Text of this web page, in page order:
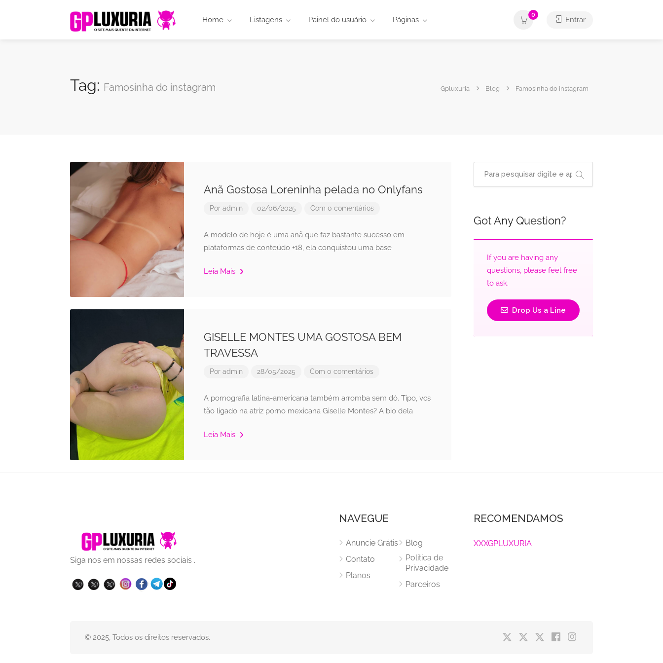
Home Listagens Painel do usuário Páginas
0
Entrar
Tag: Famosinha do instagram Gpluxuria Blog Famosinha do instagram
Anã Gostosa Loreninha pelada no Onlyfans
Por admin 02/06/2025 Com 0 comentários
A modelo de hoje é uma anã que faz bastante sucesso em
plataformas de conteúdo +18, ela conquistou uma base
Leia Mais
GISELLE MONTES UMA GOSTOSA BEM
TRAVESSA
Por admin 28/05/2025 Com 0 comentários
A pornografia latina-americana também arromba sem dó. Tipo, vcs
tão ligado na atriz porno mexicana Giselle Montes? A bio dela
Leia Mais
Got Any Question?
If you are having any
questions, please feel free
to ask.
Drop Us a Line
Siga nos em nossas redes sociais .
NAVEGUE
Anuncie Grátis
Contato
Planos
Blog
Politica de
Privacidade
Parceiros
RECOMENDAMOS
XXXGPLUXURIA
© 2025, Todos os direitos reservados.